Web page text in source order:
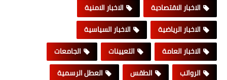
الاخبار الاقتصادية
الاخبار الامنية
الاخبار الرياضية
الاخبار السياسية
الاخبار العامة
التعيينات
الجامعات
الرواتب
الطقس
العطل الرسمية